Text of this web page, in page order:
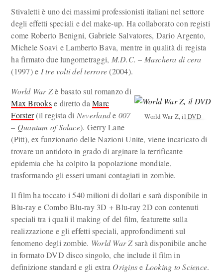
Stivaletti è uno dei massimi professionisti italiani nel settore
degli effetti speciali e del make-up. Ha collaborato con registi
come Roberto Benigni, Gabriele Salvatores, Dario Argento,
Michele Soavi e Lamberto Bava, mentre in qualità di regista
ha firmato due lungometraggi, M.D.C. – Maschera di cera
(1997) e I tre volti del terrore(2004).
World War Z, il DVD
World War Zè basato sul romanzo di
Max Brookse diretto daMarc
Forster(il regista di Neverlande 007
– Quantum of Solace). Gerry Lane
(Pitt), ex funzionario delle Nazioni Unite, viene incaricato di
trovare un antidoto in grado di arginare la terrificante
epidemia che ha colpito la popolazione mondiale,
trasformando gli esseri umani contagiati in zombie.
Il film ha toccato i 540 milioni di dollari e sarà disponibile in
Blu-ray e Combo Blu-ray 3D + Blu-ray 2D con contenuti
speciali tra i quali il making of del film, featurette sulla
realizzazione e gli effetti speciali, approfondimenti sul
fenomeno degli zombie. World War Zsarà disponibile anche
in formato DVD disco singolo, che include il film in
definizione standard e gli extra Originse Looking to Science.